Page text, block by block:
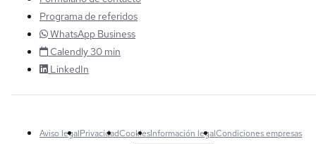
Programa de referidos
WhatsApp Business
Calendly 30 min
LinkedIn
Aviso legalPrivacidadCookiesInformación legalCondiciones empresas